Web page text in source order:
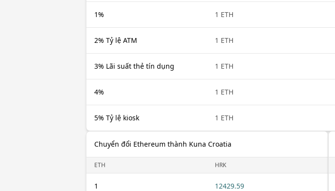
1% 1 ETH
2% Tỷ lệ ATM 1 ETH
3% Lãi suất thẻ tín dụng 1 ETH
4% 1 ETH
5% Tỷ lệ kiosk 1 ETH
Chuyển đổi Ethereum thành Kuna Croatia
ETH HRK
1 12429.59